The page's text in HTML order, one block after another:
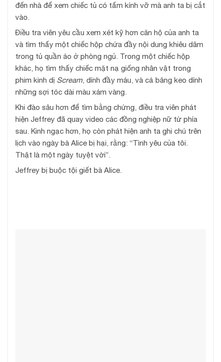
đến nhà để xem chiếc tủ có tấm kính vỡ mà anh ta bị cắt
vào.
Điều tra viên yêu cầu xem xét kỹ hơn căn hộ của anh ta
và tìm thấy một chiếc hộp chứa đầy nội dung khiêu dâm
trong tủ quần áo ở phòng ngủ. Trong một chiếc hộp
khác, họ tìm thấy chiếc mặt nạ giống nhân vật trong
phim kinh dị Scream, dính đầy máu, và cả băng keo dính
những sợi tóc dài màu xám vàng.
Khi đào sâu hơn để tìm bằng chứng, điều tra viên phát
hiện Jeffrey đã quay video các đồng nghiệp nữ từ phía
sau. Kinh ngạc hơn, họ còn phát hiện anh ta ghi chú trên
lịch vào ngày bà Alice bị hại, rằng: “Tình yêu của tôi.
Thật là một ngày tuyệt vời”.
Jeffrey bị buộc tội giết bà Alice.